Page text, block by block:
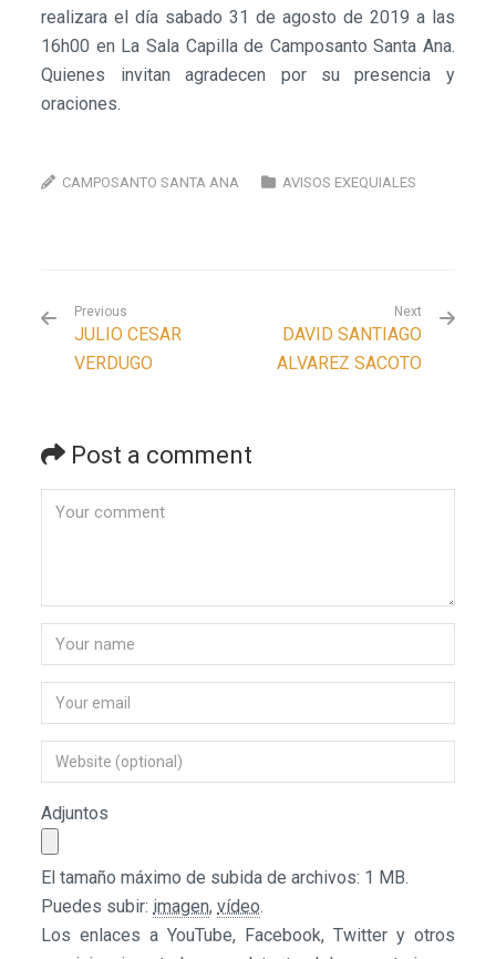
realizara el día sabado 31 de agosto de 2019 a las
16h00 en La Sala Capilla de Camposanto Santa Ana.
Quienes invitan agradecen por su presencia y
oraciones.
CAMPOSANTO SANTA ANA AVISOS EXEQUIALES
Previous
JULIO CESAR
VERDUGO
Next
DAVID SANTIAGO
ALVAREZ SACOTO
Post a comment
Adjuntos
El tamaño máximo de subida de archivos: 1 MB.
Puedes subir: imagen,vídeo.
Los enlaces a YouTube, Facebook, Twitter y otros